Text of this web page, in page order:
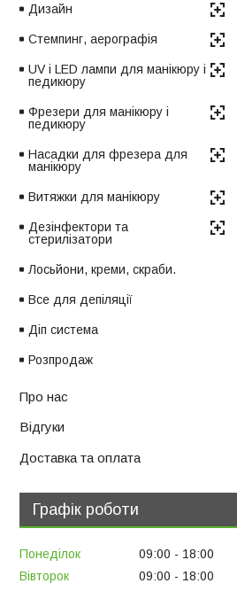
Дизайн
Стемпинг, аерографія
UV і LED лампи для манікюру і
педикюру
Фрезери для манікюру і
педикюру
Насадки для фрезера для
манікюру
Витяжки для манікюру
Дезінфектори та
стерилізатори
Лосьйони, креми, скраби.
Все для депіляції
Діп система
Розпродаж
Про нас
Відгуки
Доставка та оплата
Графік роботи
Понеділок 09:00
18:00
Вівторок
09:00
18:00